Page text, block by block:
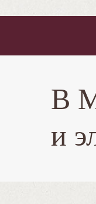
В
и